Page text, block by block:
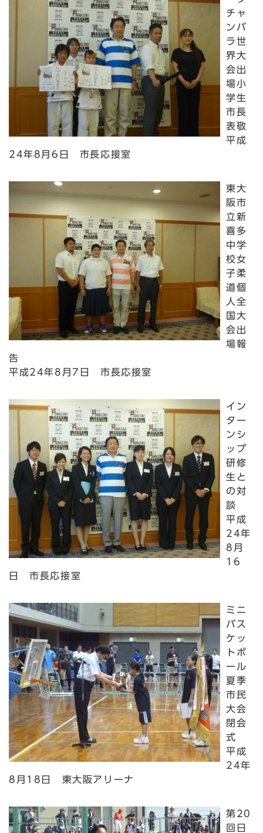
チャ
ンバ
ラ世
界大
会出
場小
学生
市長
表敬
平成
24年8月6日 市長応接室
東大
阪市
立新
喜多
中学
校女
子柔
道個
人全
国大
会出
場報
告
平成24年8月7日 市長応接室
イン
ター
ンシ
ップ
研修
生と
の対
談
平成
24年
8月
16
日 市長応接室
ミニ
バス
ケッ
トボ
ール
夏季
市民
大会
閉会
式
平成
24年
8月18日 東大阪アリーナ
第20
回日